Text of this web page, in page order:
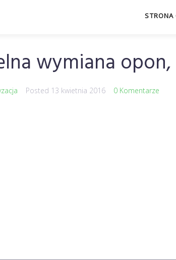
wymiana
Posted 13 kwietnia 2016 0 Komentarze